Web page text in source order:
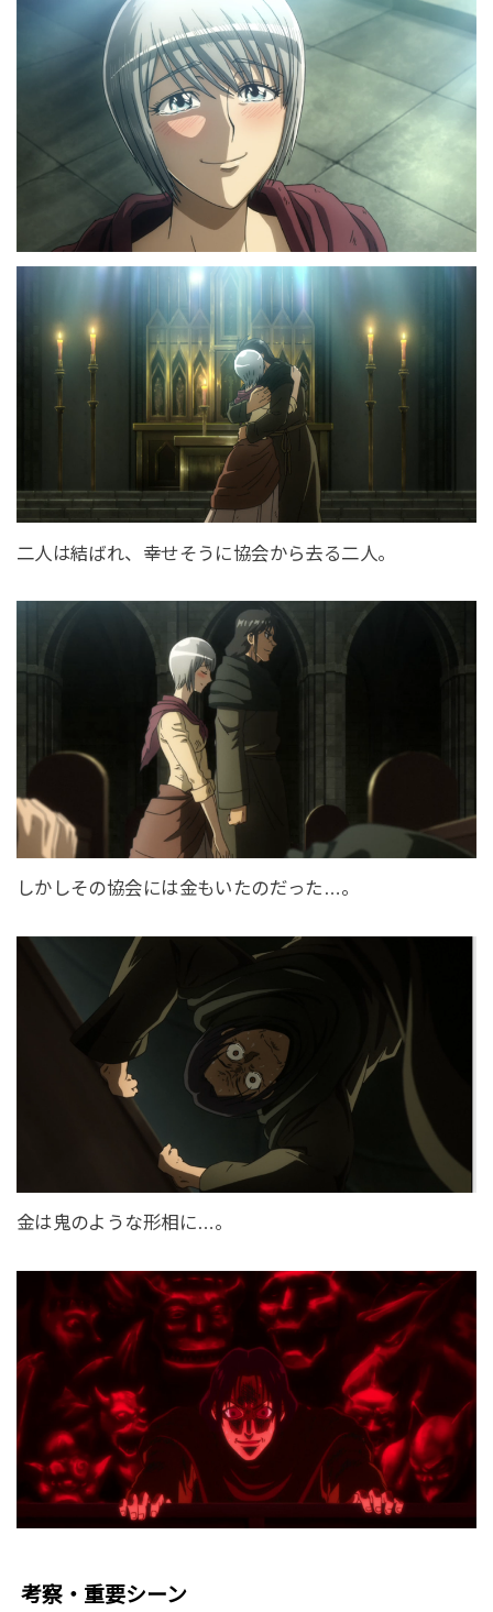
二人は結ばれ、幸せそうに協会から去る二人。
しかしその協会には金もいたのだった…。
金は鬼のような形相に…。
考察・重要シーン